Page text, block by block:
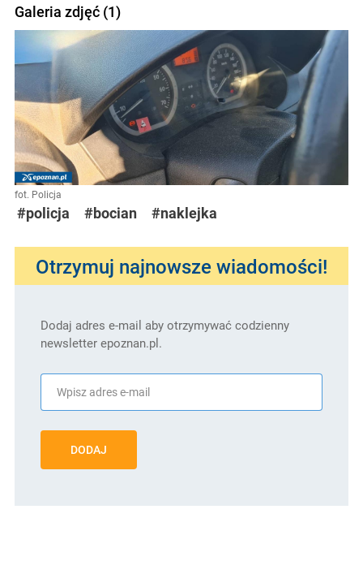
Galeria zdjęć (1)
fot. Policja
#policja #bocian #naklejka
Otrzymuj najnowsze wiadomości!
Dodaj adres e-mail aby otrzymywać codzienny
newsletter epoznan.pl.
DODAJ